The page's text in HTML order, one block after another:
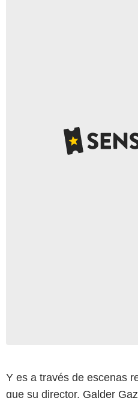
Y es a través de escenas
que su director, Galder